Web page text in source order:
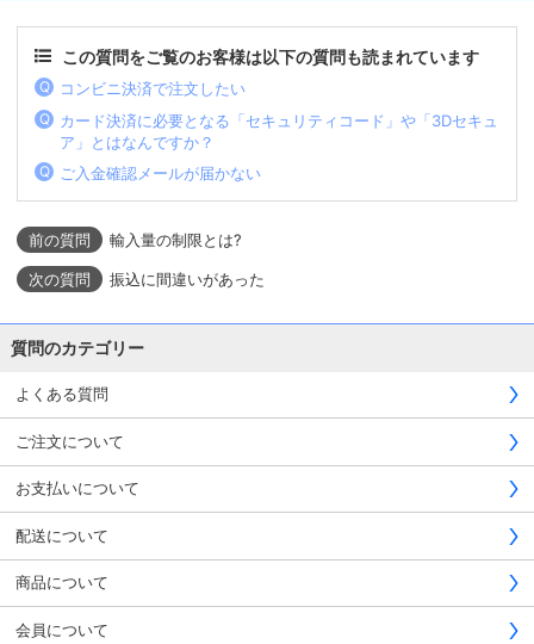
この質問をご覧のお客様は以下の質問も読まれています
コンビニ決済で注文したい
カード決済に必要となる「セキュリティコード」や「3Dセキュ
ア」とはなんですか？
ご入金確認メールが届かない
輸入量の制限とは?
振込に間違いがあった
質問のカテゴリー
よくある質問
ご注文について
お支払いについて
配送について
商品について
会員について